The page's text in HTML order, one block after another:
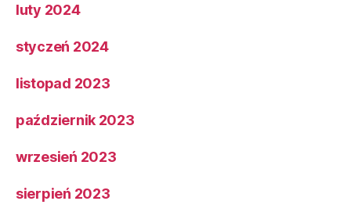
luty 2024
styczeń 2024
listopad 2023
październik 2023
wrzesień 2023
sierpień 2023